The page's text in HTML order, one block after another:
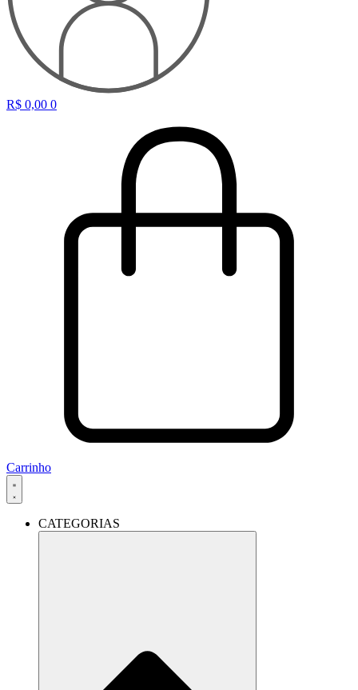
R$ 0,00 0
Carrinho
CATEGORIAS